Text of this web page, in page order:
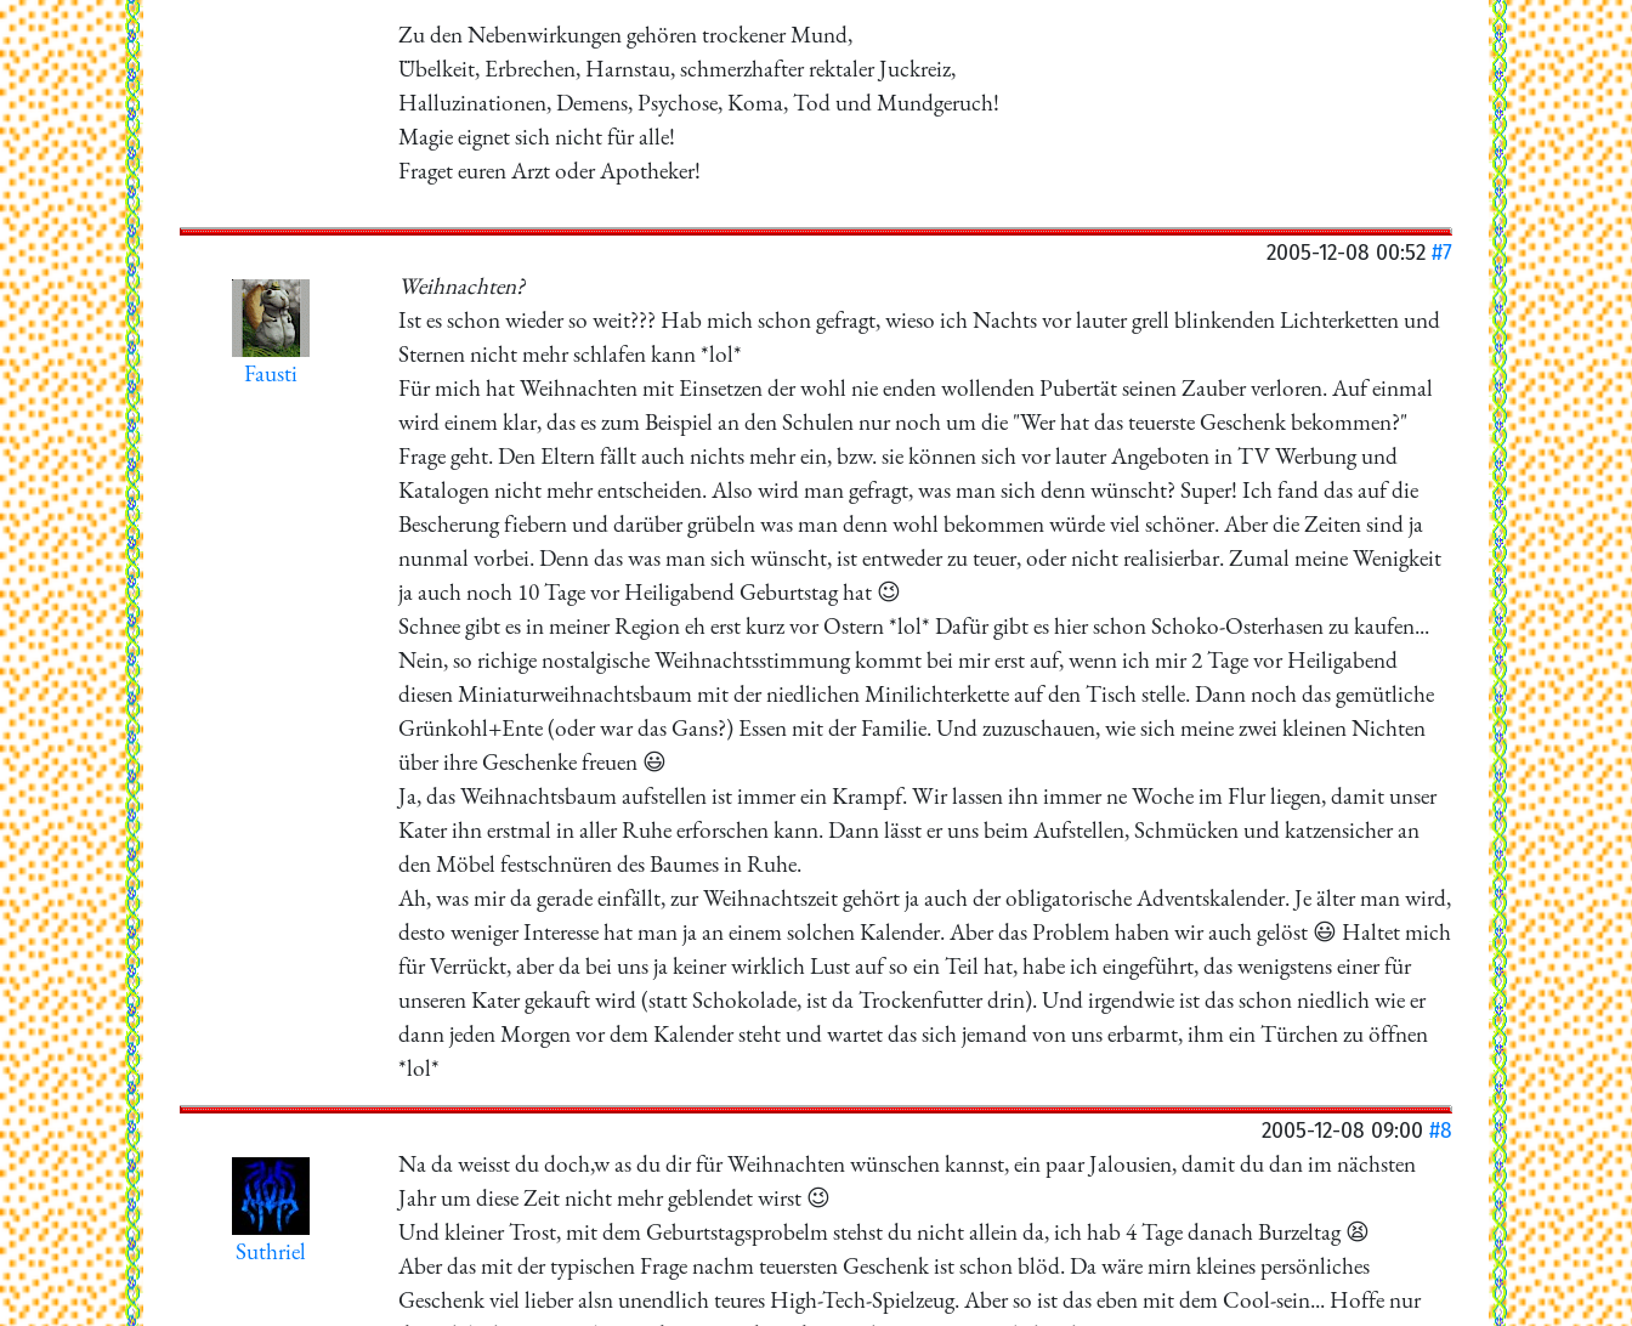
Zu den Nebenwirkungen gehören trockener Mund,
Übelkeit, Erbrechen, Harnstau, schmerzhafter rektaler Juckreiz,
Halluzinationen, Demens, Psychose, Koma, Tod und Mundgeruch!
Magie eignet sich nicht für alle!
Fraget euren Arzt oder Apotheker!
2005-12-08 00:52 #7
Fausti
Weihnachten?
Ist es schon wieder so weit??? Hab mich schon gefragt, wieso ich Nachts vor lauter grell blinkenden Lichterketten und
Sternen nicht mehr schlafen kann *lol*
Für mich hat Weihnachten mit Einsetzen der wohl nie enden wollenden Pubertät seinen Zauber verloren. Auf einmal
wird einem klar, das es zum Beispiel an den Schulen nur noch um die "Wer hat das teuerste Geschenk bekommen?"
Frage geht. Den Eltern fällt auch nichts mehr ein, bzw. sie können sich vor lauter Angeboten in TV Werbung und
Katalogen nicht mehr entscheiden. Also wird man gefragt, was man sich denn wünscht? Super! Ich fand das auf die
Bescherung fiebern und darüber grübeln was man denn wohl bekommen würde viel schöner. Aber die Zeiten sind ja
nunmal vorbei. Denn das was man sich wünscht, ist entweder zu teuer, oder nicht realisierbar. Zumal meine Wenigkeit
ja auch noch 10 Tage vor Heiligabend Geburtstag hat 😉
Schnee gibt es in meiner Region eh erst kurz vor Ostern *lol* Dafür gibt es hier schon Schoko-Osterhasen zu kaufen...
Nein, so richige nostalgische Weihnachtsstimmung kommt bei mir erst auf, wenn ich mir 2 Tage vor Heiligabend
diesen Miniaturweihnachtsbaum mit der niedlichen Minilichterkette auf den Tisch stelle. Dann noch das gemütliche
Grünkohl+Ente (oder war das Gans?) Essen mit der Familie. Und zuzuschauen, wie sich meine zwei kleinen Nichten
über ihre Geschenke freuen 😃
Ja, das Weihnachtsbaum aufstellen ist immer ein Krampf. Wir lassen ihn immer ne Woche im Flur liegen, damit unser
Kater ihn erstmal in aller Ruhe erforschen kann. Dann lässt er uns beim Aufstellen, Schmücken und katzensicher an
den Möbel festschnüren des Baumes in Ruhe.
Ah, was mir da gerade einfällt, zur Weihnachtszeit gehört ja auch der obligatorische Adventskalender. Je älter man wird,
desto weniger Interesse hat man ja an einem solchen Kalender. Aber das Problem haben wir auch gelöst 😃 Haltet mich
für Verrückt, aber da bei uns ja keiner wirklich Lust auf so ein Teil hat, habe ich eingeführt, das wenigstens einer für
unseren Kater gekauft wird (statt Schokolade, ist da Trockenfutter drin). Und irgendwie ist das schon niedlich wie er
dann jeden Morgen vor dem Kalender steht und wartet das sich jemand von uns erbarmt, ihm ein Türchen zu öffnen
*lol*
2005-12-08 09:00 #8
Suthriel
Na da weisst du doch,w as du dir für Weihnachten wünschen kannst, ein paar Jalousien, damit du dan im nächsten
Jahr um diese Zeit nicht mehr geblendet wirst 😉
Und kleiner Trost, mit dem Geburtstagsprobelm stehst du nicht allein da, ich hab 4 Tage danach Burzeltag 😫
Aber das mit der typischen Frage nachm teuersten Geschenk ist schon blöd. Da wäre mirn kleines persönliches
Geschenk viel lieber alsn unendlich teures High-Tech-Spielzeug. Aber so ist das eben mit dem Cool-sein... Hoffe nur